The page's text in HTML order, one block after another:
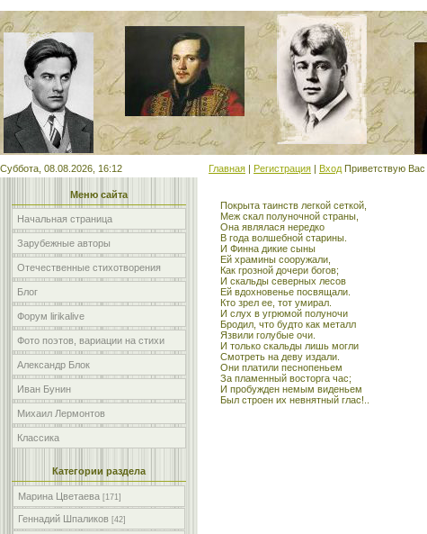
Суббота, 08.08.2026, 16:12 Главная | Регистрация | Вход Приветствую Вас
Меню сайта
Начальная страница
Зарубежные авторы
Отечественные стихотворения
Блог
Форум lirikalive
Фото поэтов, вариации на стихи
Александр Блок
Иван Бунин
Михаил Лермонтов
Классика
Категории раздела
Марина Цветаева [171]
Геннадий Шпаликов [42]
Покрыта таинств легкой сеткой,
Меж скал полуночной страны,
Она являлася нередко
В года волшебной старины.
И Финна дикие сыны
Ей храмины сооружали,
Как грозной дочери богов;
И скальды северных лесов
Ей вдохновенье посвящали.
Кто зрел ее, тот умирал.
И слух в угрюмой полуночи
Бродил, что будто как металл
Язвили голубые очи.
И только скальды лишь могли
Смотреть на деву издали.
Они платили песнопеньем
За пламенный восторга час;
И пробужден немым виденьем
Был строен их невнятный глас!..